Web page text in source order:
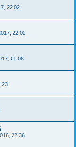
22:02
22:02
01:06
22:36